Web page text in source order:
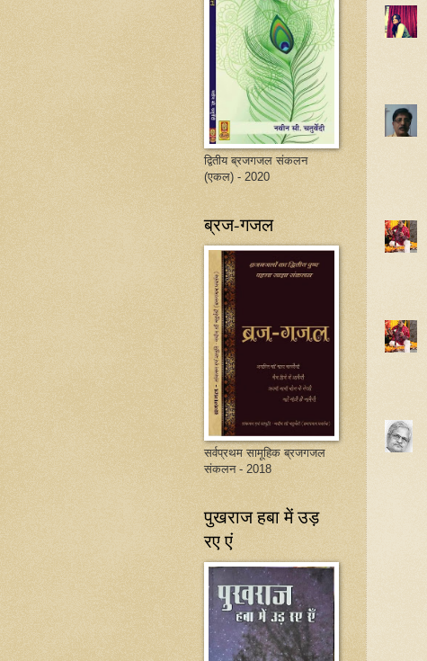
द्वितीय ब्रजगजल संकलन
(एकल) - 2020
ब्रज-गजल
सर्वप्रथम सामूहिक ब्रजगजल
संकलन - 2018
पुखराज हबा में उड़
रए एं